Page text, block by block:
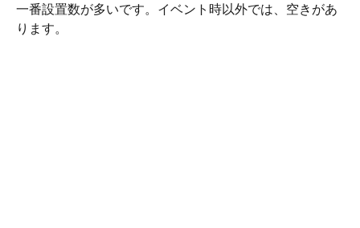
一番設置数が多いです。イベント時以外では、空きがあ
ります。